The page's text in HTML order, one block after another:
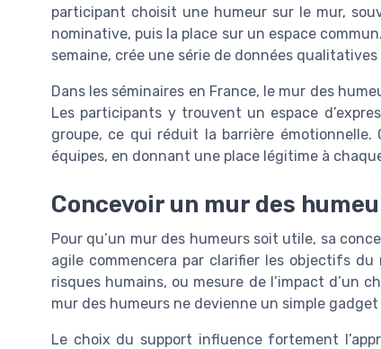
participant choisit une humeur sur le mur,
nominative, puis la place sur un espace
semaine, crée une série de données qualitatives
Dans les séminaires en France, le mur des
Les participants y trouvent un espace
groupe, ce qui réduit la barrière
équipes, en donnant une place légitime à
Concevoir un mur des
Pour qu’un mur des humeurs soit utile, sa
agile commencera par clarifier les objectifs
risques humains, ou mesure de l’impact d’un
mur des humeurs ne devienne un simple
Le choix du support influence fortement